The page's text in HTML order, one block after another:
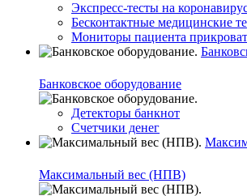
Экспресс-тесты на
Бесконтактные медицинские
Мониторы пациента
Банковское оборудование
Детекторы банкнот
Счетчики денег
Максимальный вес (НПВ)